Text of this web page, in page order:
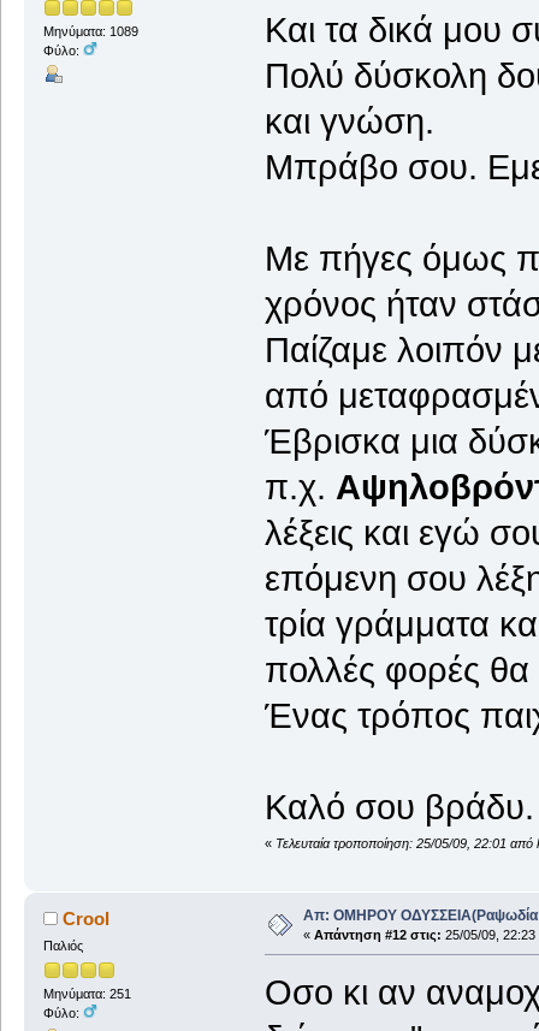
Μηνύματα: 1089
Φύλο:
Και τα δικά μου
Πολύ δύσκολη
και γνώση.
Μπράβο σου.
Με πήγες όμως
χρόνος ήταν
Παίζαμε λοιπόν
από
Έβρισκα μια
π.χ.
λέξεις και εγώ
επόμενη σου
τρία γράμματα
πολλές φορές θα
Ένας τρόπος
Καλό σου
« Τελευταία τροποποίηση: 25/05/09, 22:01 από
Crool
Παλιός
Μηνύματα: 251
Φύλο:
Απ: ΟΜΗΡΟΥ ΟΔΥΣΣΕΙΑ(Ραψωδία
« Απάντηση #12 στις: 25/05/09, 22:23
Οσο κι αν